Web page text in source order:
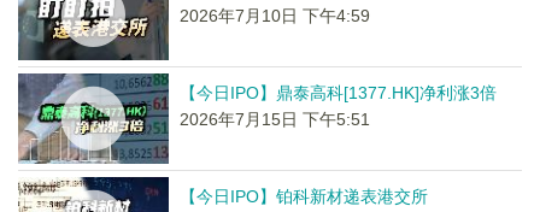
2026年7月10日 下午4:59
【今日IPO】鼎泰高科[1377.HK]净利涨3倍
2026年7月15日 下午5:51
【今日IPO】铂科新材递表港交所